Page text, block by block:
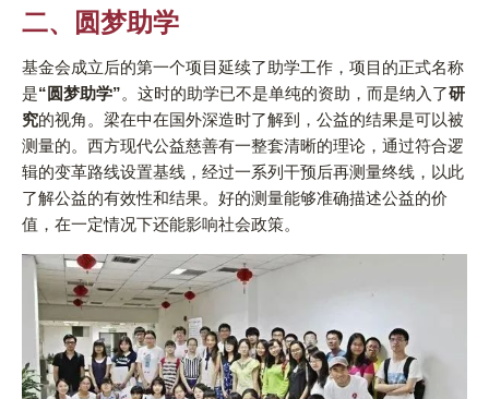
二、圆梦助学
基金会成立后的第一个项目延续了助学工作，项目的正式名称
是“圆梦助学”。这时的助学已不是单纯的资助，而是纳入了研
究的视角。梁在中在国外深造时了解到，公益的结果是可以被
测量的。西方现代公益慈善有一整套清晰的理论，通过符合逻
辑的变革路线设置基线，经过一系列干预后再测量终线，以此
了解公益的有效性和结果。好的测量能够准确描述公益的价
值，在一定情况下还能影响社会政策。